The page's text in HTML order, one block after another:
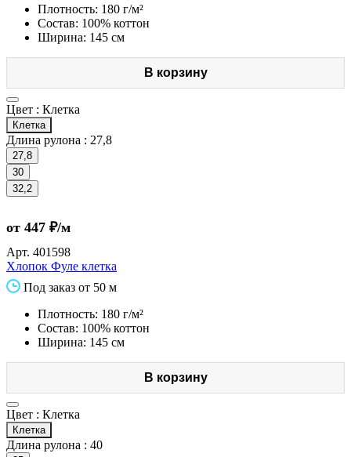
Плотность: 180 г/м²
Состав: 100% коттон
Ширина: 145 см
В корзину
Цвет : Клетка
Клетка
Длина рулона : 27,8
27,8
30
32,2
от 447 ₽/м
Арт. 401598
Хлопок Фуле клетка
Под заказ от 50 м
Плотность: 180 г/м²
Состав: 100% коттон
Ширина: 145 см
В корзину
Цвет : Клетка
Клетка
Длина рулона : 40